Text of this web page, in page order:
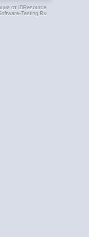
от IBResource
Testing.Ru